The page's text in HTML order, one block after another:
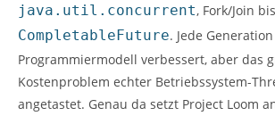
java.util.concurrent, Fork/Join
CompletableFuture. Jede
Programmiermodell verbessert, aber das
Kostenproblem echter Betriebssystem-
angetastet. Genau da setzt Project Loom